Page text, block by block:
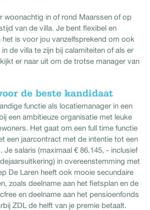
woonachtig in of rond Maarssen of op
van de villa. Je bent flexibel en
is voor jou vanzelfsprekend om ook
de villa te zijn bij calamiteiten of als er
er naar uit om de trotse manager van
de beste kandidaat
functie als locatiemanager in een
een ambitieuze organisatie met leuke
Het gaat om een full time functie
een jaarcontract met de intentie tot een
salaris (maximaal € 86.145, - inclusief
in overeenstemming met
De Laren heeft ook mooie secundaire
zoals deelname aan het fietsplan en de
en deelname aan het pensioenfonds
ZDL de helft van je premie betaalt.